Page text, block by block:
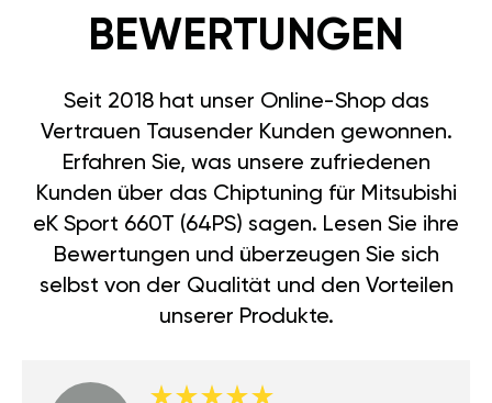
BEWERTUNGEN
Seit 2018 hat unser Online-Shop das
Vertrauen Tausender Kunden gewonnen.
Erfahren Sie, was unsere zufriedenen
Kunden über das Chiptuning für Mitsubishi
eK Sport 660T (64PS) sagen. Lesen Sie ihre
Bewertungen und überzeugen Sie sich
selbst von der Qualität und den Vorteilen
unserer Produkte.